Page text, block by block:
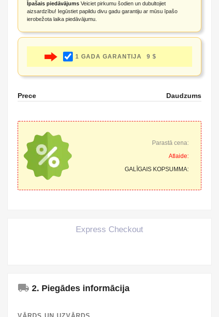
Īpašais piedāvājums Veiciet pirkumu šodien un dubultojiet
aizsardzību! Iegūstiet papildu divu gadu garantiju ar mūsu īpašo
ierobežota laika piedāvājumu.
1 GADA GARANTIJA 9 $
Prece Daudzums
Parastā cena:
Atlaide:
GALĪGAIS KOPSUMMA:
Express Checkout
local_shipping 2. Piegādes informācija